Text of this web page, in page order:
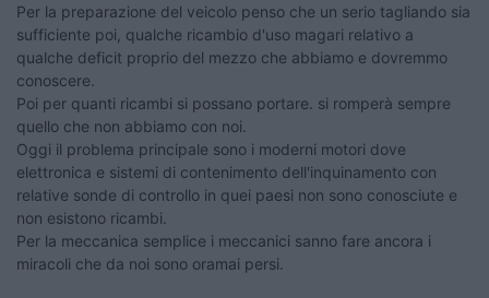
Per la preparazione del veicolo penso che un serio tagliando sia
sufficiente poi, qualche ricambio d'uso magari relativo a
qualche deficit proprio del mezzo che abbiamo e dovremmo
conoscere.
Poi per quanti ricambi si possano portare. si romperà sempre
quello che non abbiamo con noi.
Oggi il problema principale sono i moderni motori dove
elettronica e sistemi di contenimento dell'inquinamento con
relative sonde di controllo in quei paesi non sono conosciute e
non esistono ricambi.
Per la meccanica semplice i meccanici sanno fare ancora i
miracoli che da noi sono oramai persi.